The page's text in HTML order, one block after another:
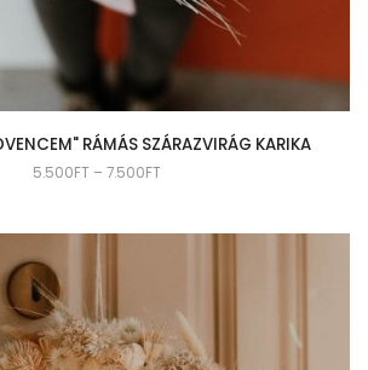
RÁMÁS SZÁRAZVIRÁG KARIKA
5.500FT – 7.500FT